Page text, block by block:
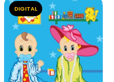
DIGITAL